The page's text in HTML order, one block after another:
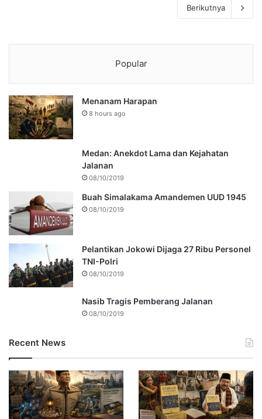
Berikutnya
Popular
Menanam Harapan
8 hours ago
Medan: Anekdot Lama dan Kejahatan
Jalanan
08/10/2019
Buah Simalakama Amandemen UUD 1945
08/10/2019
Pelantikan Jokowi Dijaga 27 Ribu Personel
TNI-Polri
08/10/2019
Nasib Tragis Pemberang Jalanan
08/10/2019
Recent News